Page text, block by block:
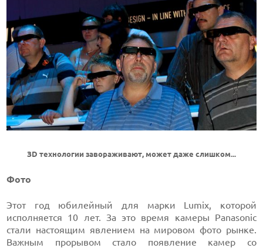
ЗD технологии завораживают, может даже слишком...
Фото
Этот год юбилейный для марки Lumix, которой
исполняется 10 лет. За это время камеры Panasonic
стали настоящим явлением на мировом фото рынке.
Важным прорывом стало появление камер со